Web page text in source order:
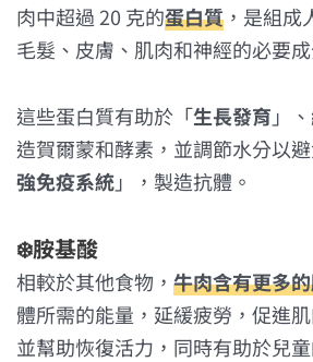
肉中超過 20 克的蛋白質 ，是組成
毛髮、皮膚、肌肉和神經的必要成
這些蛋白質有助於「生長發育 」
造賀爾蒙和酵素，並調節水分以
強免疫系統」，製造抗體。
❄️胺基酸
相較於其他食物， 牛肉含有更多
體所需的能量，延緩疲勞，促進
並幫助恢復活力，同時有助於兒